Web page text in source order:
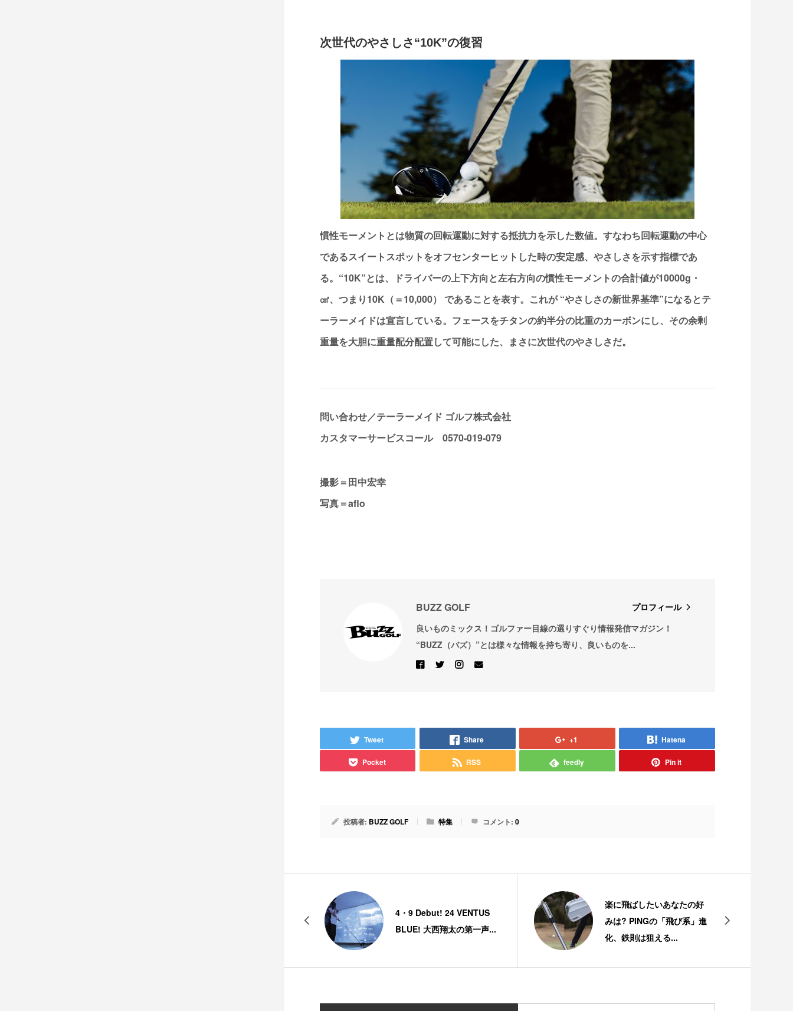
次世代のやさしさ“10K”の復習
慣性モーメントとは物質の回転運動に対する抵抗力を示した数値。すなわち回転運動の中心
であるスイートスポットをオフセンターヒットした時の安定感、やさしさを示す指標であ
る。“10K”とは、ドライバーの上下方向と左右方向の慣性モーメントの合計値が10000g・
㎠、つまり10K（＝10,000） であることを表す。これが “やさしさの新世界基準”になるとテ
ーラーメイドは宣言している。フェースをチタンの約半分の比重のカーボンにし、その余剰
重量を大胆に重量配分配置して可能にした、まさに次世代のやさしさだ。
問い合わせ／テーラーメイド ゴルフ株式会社
カスタマーサービスコール 0570-019-079
撮影＝田中宏幸
写真＝aflo
BUZZ GOLF
プロフィール
良いものミックス！ゴルファー目線の選りすぐり情報発信マガジン！
“BUZZ（バズ）”とは様々な情報を持ち寄り、良いものを...
Tweet Share +1 Hatena
Pocket RSS feedly Pin it
投稿者: BUZZ GOLF 特集 コメント:0
4・9 Debut! 24 VENTUS
BLUE! 大西翔太の第一声...
楽に飛ばしたいあなたの好
みは? PINGの「飛び系」進
化、鉄則は狙える...